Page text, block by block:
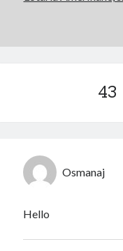
Osmanaj
Hello